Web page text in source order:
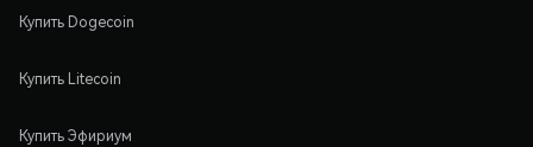
Купить Dogecoin
Купить Litecoin
Купить Эфириум